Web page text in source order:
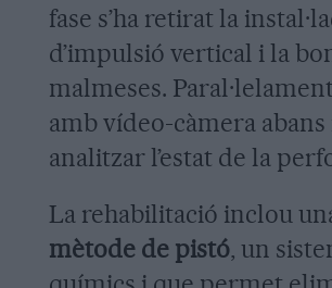
fase s’ha retirat la
d’impulsió vertical i la
malmeses.
amb vídeo-càmera
analitzar l’estat de la
La rehabilitació inclou
mètode de pistó, un